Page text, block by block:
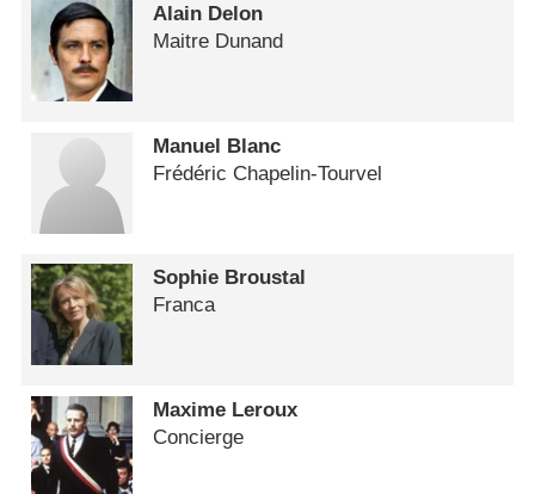
Alain Delon
Maitre Dunand
Manuel Blanc
Frédéric Chapelin-Tourvel
Sophie Broustal
Franca
Maxime Leroux
Concierge